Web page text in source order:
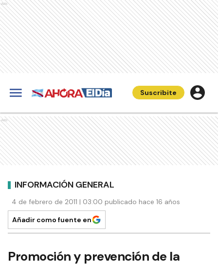
Ads
Suscribite
Ads
INFORMACIÓN GENERAL
4 de febrero de 2011 | 03:00 publicado hace 16 años
Añadir como fuente en
Promoción y prevención de la